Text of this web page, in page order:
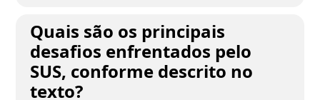
Quais são os principais
desafios enfrentados pelo
SUS, conforme descrito no
texto?